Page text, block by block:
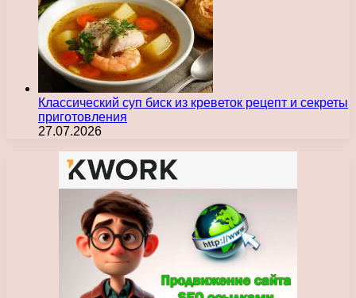
Классический суп биск из креветок рецепт и секреты
приготовления
27.07.2026